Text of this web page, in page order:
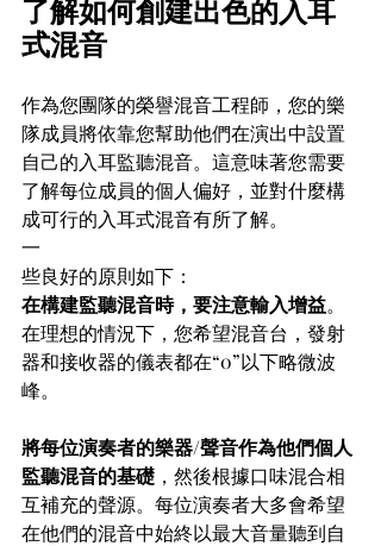
了解如何創建出色的入耳
式混音
作為您團隊的榮譽混音工程師，您的樂
隊成員將依靠您幫助他們在演出中設置
自己的入耳監聽混音。這意味著您需要
了解每位成員的個人偏好，並對什麼構
成可行的入耳式混音有所了解。
一
些良好的原則如下：
在構建監聽混音時，要注意輸入增益。
在理想的情況下，您希望混音台，發射
器和接收器的儀表都在“0”以下略微波
峰。
將每位演奏者的樂器/聲音作為他們個人
監聽混音的基礎 ，然後根據口味混合相
互補充的聲源。每位演奏者大多會希望
在他們的混音中始終以最大音量聽到自